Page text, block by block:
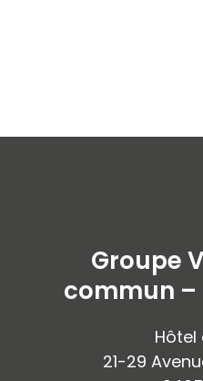
Groupe
commun –
21-29